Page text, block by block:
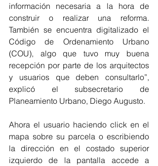
información necesaria a la hora de
construir o realizar una reforma.
También se encuentra digitalizado el
Código de Ordenamiento Urbano
(COU), algo que tuvo muy buena
recepción por parte de los arquitectos
y usuarios que deben consultarlo”,
explicó el subsecretario de
Planeamiento Urbano, Diego Augusto.
Ahora el usuario haciendo click en el
mapa sobre su parcela o escribiendo
la dirección en el costado superior
izquierdo de la pantalla accede a